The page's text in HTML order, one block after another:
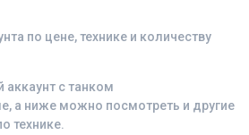
по цене, технике и количеству
с танком
а ниже можно посмотреть и другие
технике.